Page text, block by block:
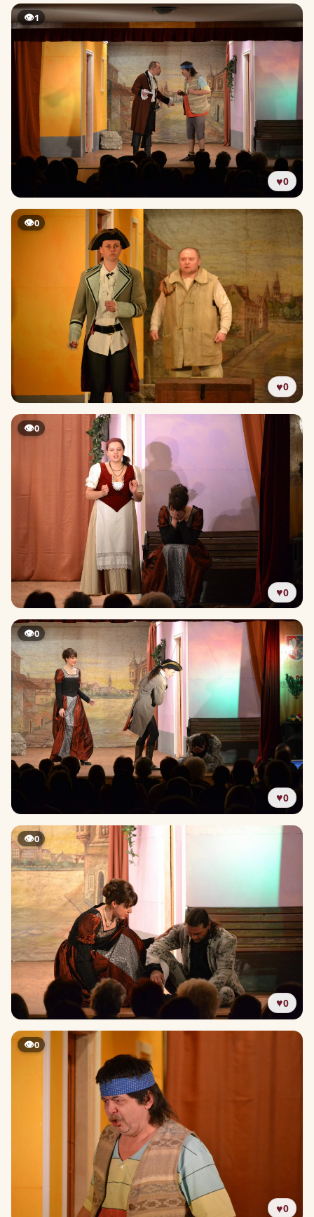
👁1
♥0
👁0
♥0
👁0
♥0
👁0
♥0
👁0
♥0
👁0
♥0